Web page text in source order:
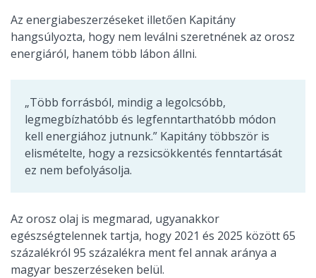
Az energiabeszerzéseket illetően Kapitány
hangsúlyozta, hogy nem leválni szeretnének az orosz
energiáról, hanem több lábon állni.
„Több forrásból, mindig a legolcsóbb,
legmegbízhatóbb és legfenntarthatóbb módon
kell energiához jutnunk.” Kapitány többször is
elismételte, hogy a rezsicsökkentés fenntartását
ez nem befolyásolja.
Az orosz olaj is megmarad, ugyanakkor
egészségtelennek tartja, hogy 2021 és 2025 között 65
százalékról 95 százalékra ment fel annak aránya a
magyar beszerzéseken belül.